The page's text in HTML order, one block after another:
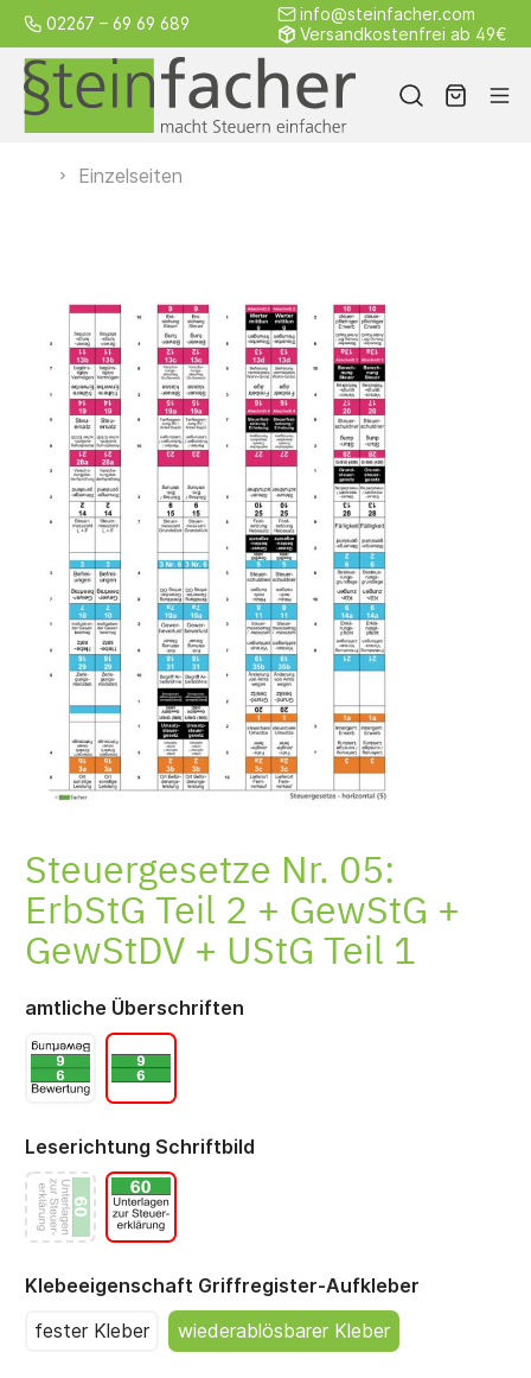
02267 – 69 69 689
info@steinfacher.com
Versandkostenfrei ab 49€
Steuerrecht
Einzelseiten
Österreich
Schweiz
Blanko
Griffregister
Kostenloses
Muster
Zubehör
ProduktempfehlungenEinklebeservice
Einzelseiten
Steuergesetze Nr. 05:
ErbStG Teil 2 + GewStG +
GewStDV + UStG Teil 1
amtliche Überschriften
Leserichtung Schriftbild
Klebeeigenschaft Griffregister-Aufkleber
fester Kleber
wiederablösbarer Kleber